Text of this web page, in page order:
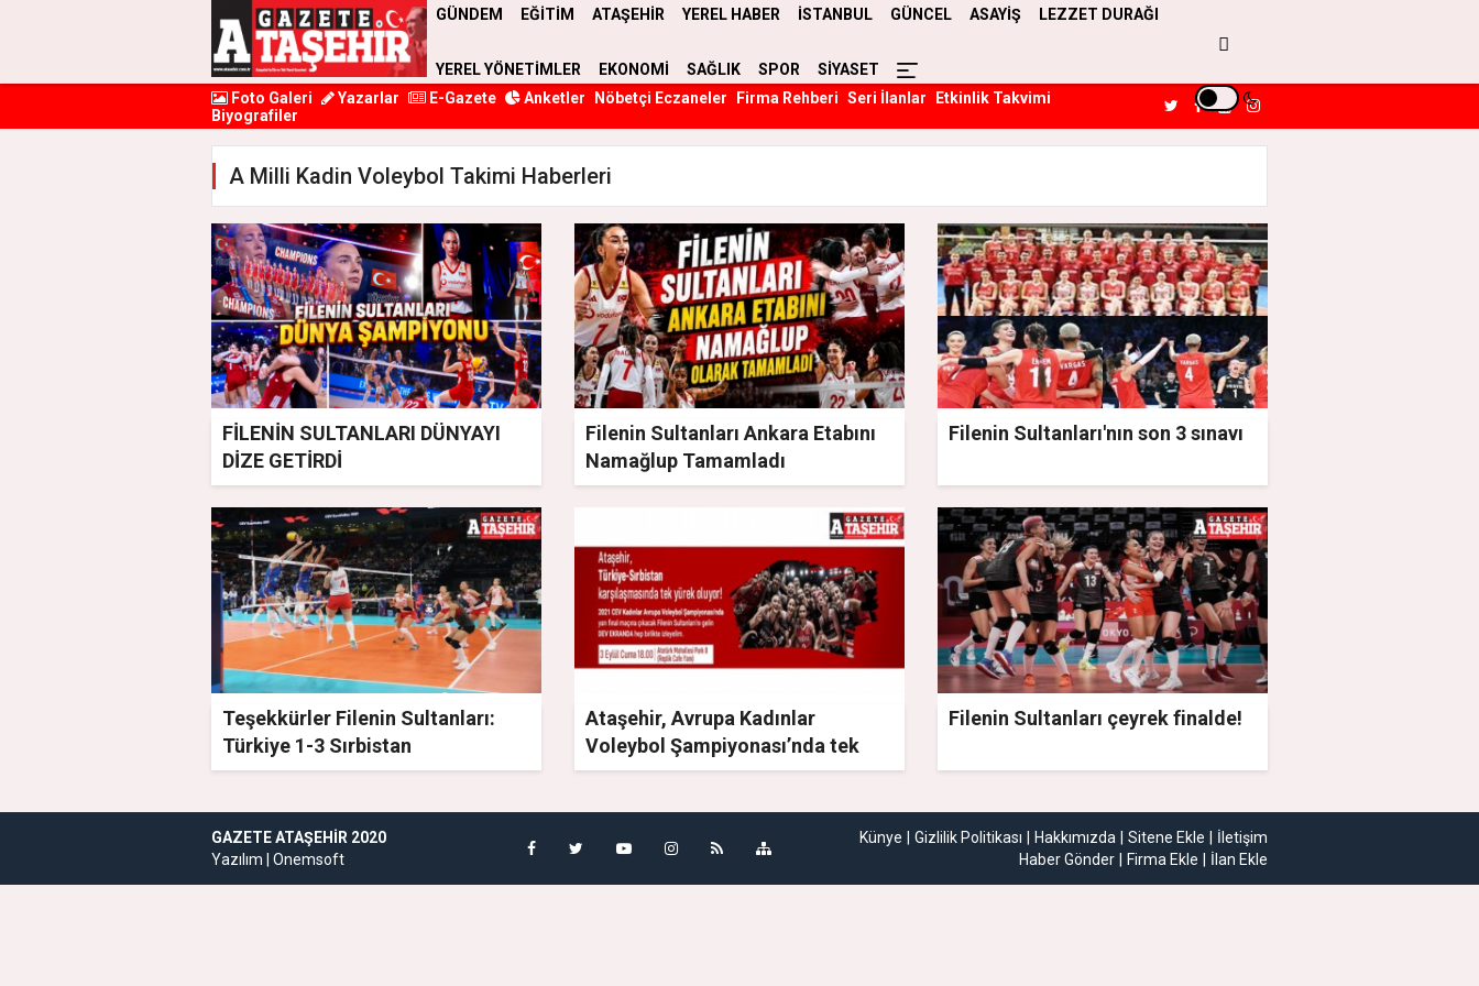
GÜNDEM EĞİTİM ATAŞEHİR YEREL HABER İSTANBUL GÜNCEL ASAYİŞ LEZZET DURAĞI
YEREL YÖNETİMLER EKONOMİ SAĞLIK SPOR
SİYASET
Foto Galeri
Yazarlar E-Gazete Anketler Nöbetçi Eczaneler Firma Rehberi Seri İlanlar
Etkinlik Takvimi
Biyografiler
A Milli Kadin Voleybol Takimi Haberleri
FİLENİN SULTANLARI DÜNYAYI
DİZE GETİRDİ
Filenin Sultanları Ankara Etabını
Namağlup Tamamladı
Filenin Sultanları'nın son 3 sınavı
Teşekkürler Filenin Sultanları:
Türkiye 1-3 Sırbistan
Ataşehir, Avrupa Kadınlar
Voleybol Şampiyonası’nda tek
yürek
Filenin Sultanları çeyrek finalde!
GAZETE ATAŞEHIR 2020
Yazılım | Onemsoft
Künye Gizlilik Politikası Hakkımızda Sitene Ekle
İletişim
Haber Gönder
Firma Ekle İlan Ekle